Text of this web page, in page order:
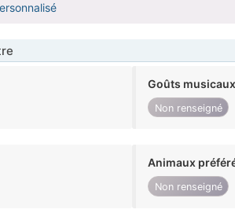
Goûts musicaux
Non renseigné
Animaux
Non renseigné